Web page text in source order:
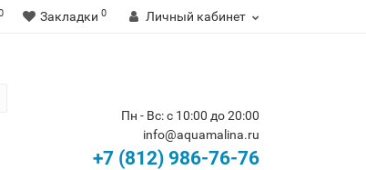
Закладки 0 Личный кабинет
Пн - Вс: с 10:00 до 20:00
info@aquamalina.ru
+7 (812) 986-76-76